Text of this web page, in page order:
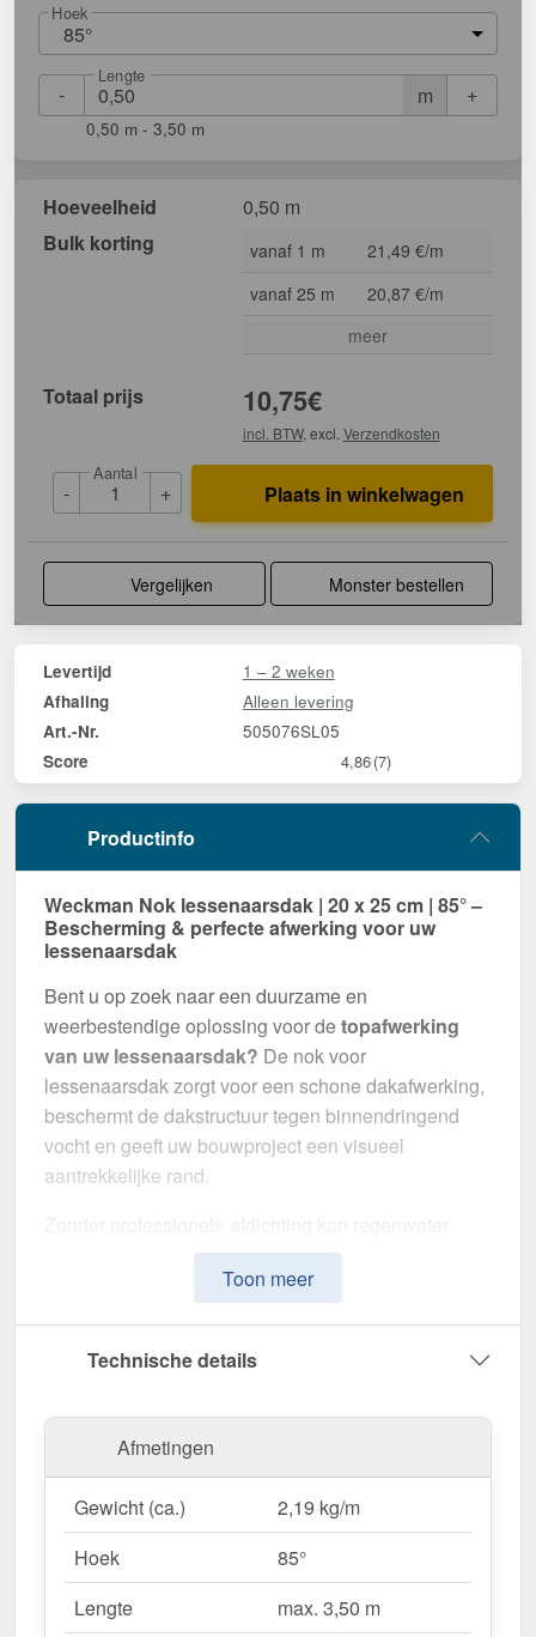
Hoek
85°
- m
Lengte
+
0,50 m - 3,50 m
Hoeveelheid
0,50 m
Bulk korting
vanaf 1 m
21,49 €/m
vanaf 25 m
20,87 €/m
meer
Totaal prijs 10,75€
incl. BTW, excl. Verzendkosten
-
Aantal
+ Plaats in winkelwagen
Vergelijken Monster bestellen
Levertijd 1 – 2 weken
Afhaling Alleen levering
Art.-Nr. 505076SL05
Score 4,86(7)
Productinfo
Weckman Nok lessenaarsdak | 20 x 25 cm | 85° –
Bescherming & perfecte afwerking voor uw
lessenaarsdak
Bent u op zoek naar een duurzame en
weerbestendige oplossing voor detopafwerking
van uw lessenaarsdak? De nok voor
lessenaarsdak zorgt voor een schone dakafwerking,
beschermt de dakstructuur tegen binnendringend
vocht en geeft uw bouwproject een visueel
aantrekkelijke rand.
ongecontroleerd binnendringen, met langdurige
schade aan de dakstructuur en gevel tot gevolg. Dit
stabiliseren. Het maakt indruk met zijn eenvoudige
Gemaakt vanStaalmet een
mm, biedt dit zetwerk een hoge stabiliteit. Delengte
van max. 3,50 m
kunt u deze gemakkelijk aan uw
coatingin Antracietgrijs (RAL 7016)
materiaal permanent beschermd tegen corrosie.
Toon meer
Technische details
Afmetingen
Gewicht (ca.)
2,19 kg/m
Hoek
85°
Lengte
max. 3,50 m